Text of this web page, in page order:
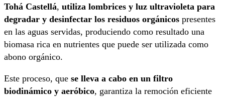
Tohá Castellá, utiliza lombrices y luz ultravioleta para
degradar y desinfectar los residuos orgánicos presentes
en las aguas servidas, produciendo como resultado una
biomasa rica en nutrientes que puede ser utilizada como
abono orgánico.
Este proceso, que se lleva a cabo en un filtro
biodinámico y aeróbico, garantiza la remoción eficiente